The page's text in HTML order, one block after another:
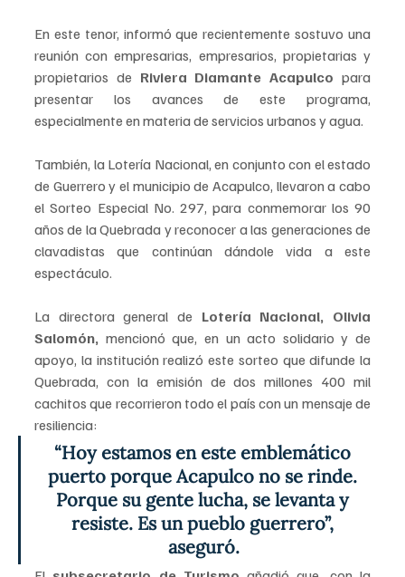
En este tenor, informó que recientemente sostuvo una
reunión con empresarias, empresarios, propietarias y
propietarios de Riviera Diamante Acapulco para
presentar los avances de este programa,
especialmente en materia de servicios urbanos y agua.
También, la Lotería Nacional, en conjunto con el estado
de Guerrero y el municipio de Acapulco, llevaron a cabo
el Sorteo Especial No. 297, para conmemorar los 90
años de la Quebrada y reconocer a las generaciones de
clavadistas que continúan dándole vida a este
espectáculo.
La directora general de Lotería Nacional, Olivia
Salomón, mencionó que, en un acto solidario y de
apoyo, la institución realizó este sorteo que difunde la
Quebrada, con la emisión de dos millones 400 mil
cachitos que recorrieron todo el país con un mensaje de
resiliencia:
“Hoy estamos en este emblemático
puerto porque Acapulco no se rinde.
Porque su gente lucha, se levanta y
resiste. Es un pueblo guerrero”,
aseguró.